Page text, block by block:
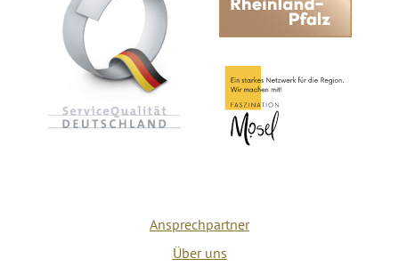
Ansprechpartner
Über uns